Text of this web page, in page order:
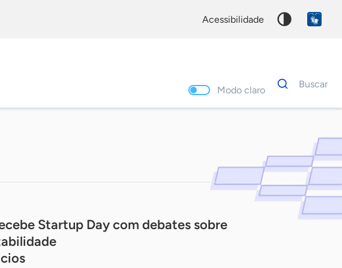
acessibilidade
Modo claro
Dados
para
Buscar
Startup Day com debates sobre